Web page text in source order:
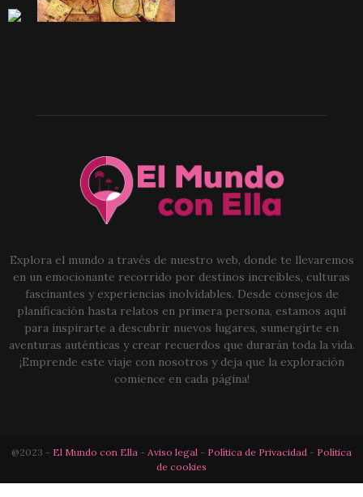
Explora el mundo a través de nuestro web, donde te llevaremos
en un emocionante recorrido por destinos increíbles, culturas
fascinantes y experiencias inolvidables. Desde consejos de
planificación hasta relatos en primera persona, estamos aquí
para inspirarte a descubrir nuevos lugares, sumergirte en
aventuras auténticas y crear recuerdos que durarán toda la vida.
¡Emprende este viaje con nosotros y deja que la exploración
comience en cada página!
@2023 - El Mundo con Ella - Aviso legal - Política de Privacidad - Política
de cookies